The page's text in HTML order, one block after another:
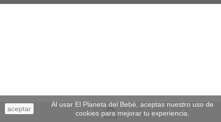
aceptar
Al usar El Planeta del Bebé, aceptas nuestro uso de
cookies para mejorar tu experiencia.
Arriba